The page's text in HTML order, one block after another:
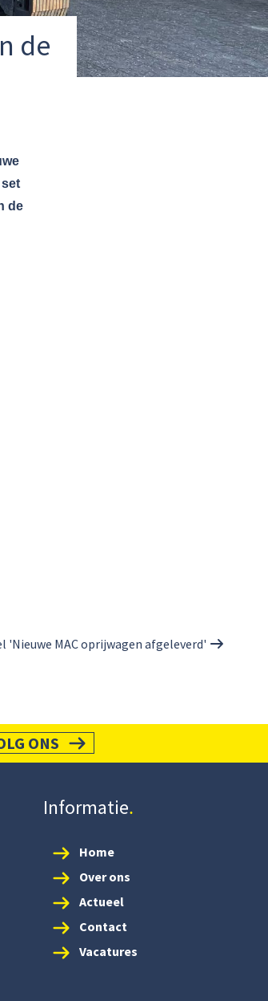
de
de
'Nieuwe MAC oprijwagen afgeleverd'
ONS
Informatie
Home
Over ons
Actueel
Contact
Vacatures